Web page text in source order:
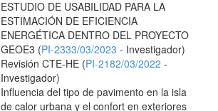
ESTUDIO DE USABILIDAD PARA LA
ESTIMACIÓN DE EFICIENCIA
ENERGÉTICA DENTRO DEL PROYECTO
GEOE3 (PI-2333/03/2023 - Investigador)
Revisión CTE-HE (PI-2182/03/2022 -
Investigador)
Influencia del tipo de pavimento en la isla
de calor urbana y el confort en exteriores